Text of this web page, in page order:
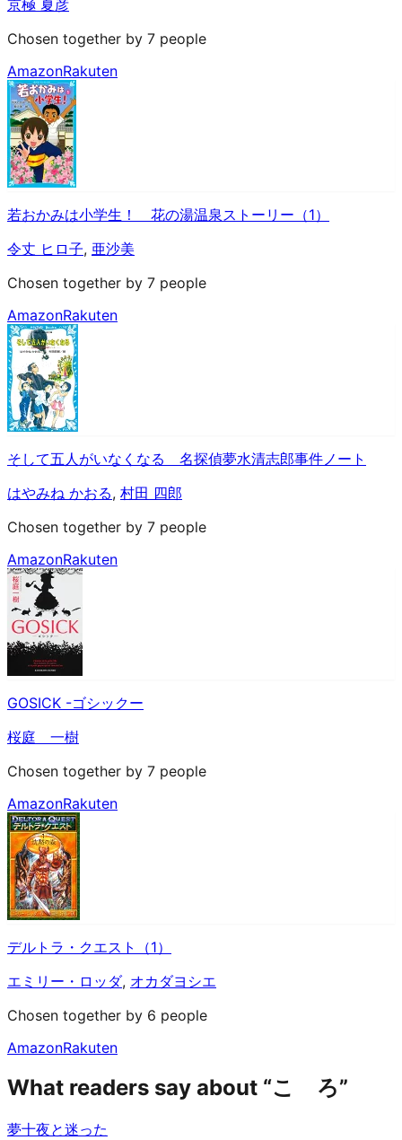
京極 夏彦
Chosen together by 7 people
AmazonRakuten
若おかみは小学生！ 花の湯温泉ストーリー（1）
令丈 ヒロ子, 亜沙美
Chosen together by 7 people
AmazonRakuten
そして五人がいなくなる 名探偵夢水清志郎事件ノート
はやみね かおる, 村田 四郎
Chosen together by 7 people
AmazonRakuten
GOSICK -ゴシックー
桜庭 一樹
Chosen together by 7 people
AmazonRakuten
デルトラ・クエスト（1）
エミリー・ロッダ, オカダヨシエ
Chosen together by 6 people
AmazonRakuten
What readers say about “こゝろ”
夢十夜と迷った